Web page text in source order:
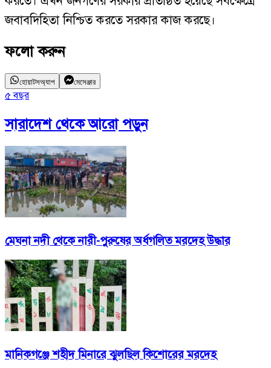
জবাবদিহিতা নিশ্চিত করতে সরকার কাজ করছে।
ফলো করুন
হোয়াটসঅ্যাপ মেসেঞ্জার
৫ বছর
সারাদেশথেকে আরো পড়ুন
মেঘনা নদী থেকে নারী-পুরুষের অর্ধগলিত মরদেহ উদ্ধার
মানিকগঞ্জে শহীদ মিনারে ঝুলছিল কিশোরের মরদেহ